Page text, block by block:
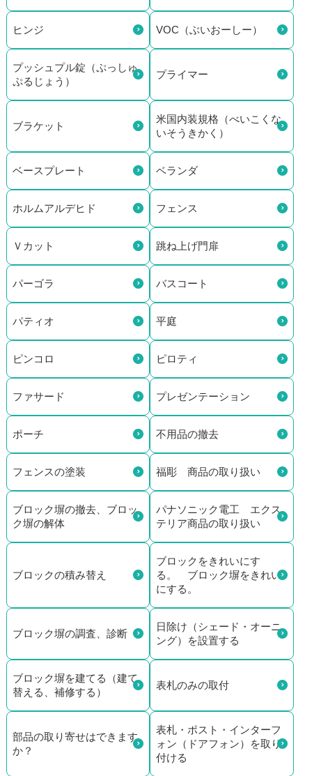
ヒンジ VOC（ぶいおーしー）
プッシュプル錠（ぷっしゅ
ぷるじょう）
プライマー
ブラケット
米国内装規格（べいこくな
いそうきかく）
ベースプレート ベランダ
ホルムアルデヒド フェンス
Ｖカット 跳ね上げ門扉
パーゴラ バスコート
パティオ 平庭
ピンコロ ピロティ
ファサード プレゼンテーション
ポーチ 不用品の撤去
フェンスの塗装 福彫 商品の取り扱い
ブロック塀の撤去、ブロッ
ク塀の解体
パナソニック電工 エクス
テリア商品の取り扱い
ブロックの積み替え
ブロックをきれいにす
る。 ブロック塀をきれい
にする。
ブロック塀の調査、診断
日除け（シェード・オーニ
ング）を設置する
ブロック塀を建てる（建て
替える、補修する）
表札のみの取付
部品の取り寄せはできます
か？
表札・ポスト・インターフ
ォン（ドアフォン）を取り
付ける